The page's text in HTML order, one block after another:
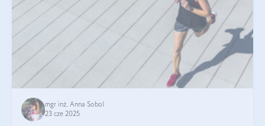
mgr inż. Anna Sobol
23 cze 2025